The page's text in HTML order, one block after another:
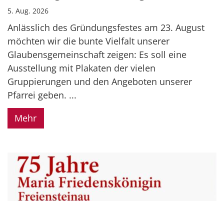
5. Aug. 2026
Anlässlich des Gründungsfestes am 23. August
möchten wir die bunte Vielfalt unserer
Glaubensgemeinschaft zeigen: Es soll eine
Ausstellung mit Plakaten der vielen
Gruppierungen und den Angeboten unserer
Pfarrei geben. ...
Mehr